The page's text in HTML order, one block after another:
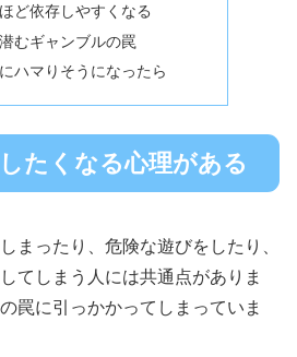
ど依存しやすくなる
むギャンブルの罠
ハマりそうになったら
たくなる心理がある
まったり、危険な遊びをしたり、
てしまう人には共通点がありま
罠に引っかかってしまっていま